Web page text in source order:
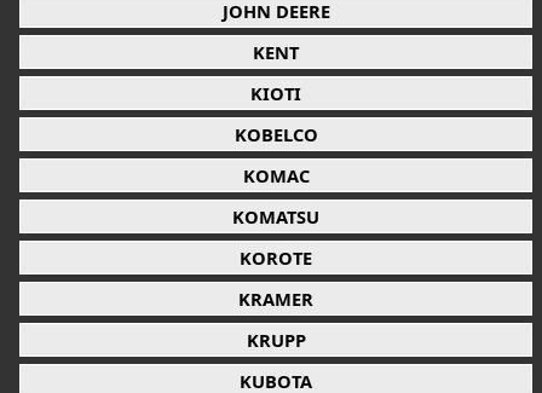
JOHN DEERE
KENT
KIOTI
KOBELCO
KOMAC
KOMATSU
KOROTE
KRAMER
KRUPP
KUBOTA